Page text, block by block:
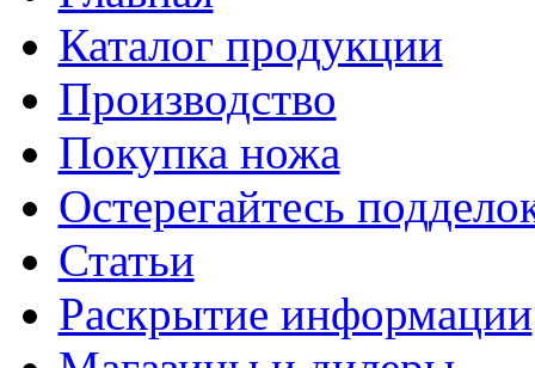
Каталог продукции
Производство
Покупка ножа
Остерегайтесь
Статьи
Раскрытие информации